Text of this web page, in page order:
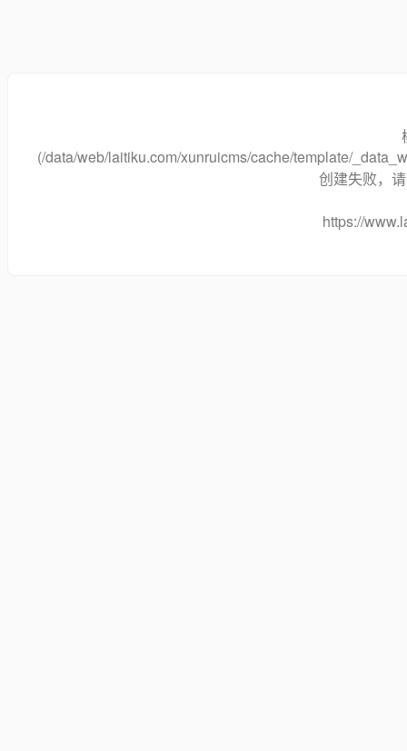
(/data/web/laitiku.com/xunruicms/cache/template/
创建失败，
https://